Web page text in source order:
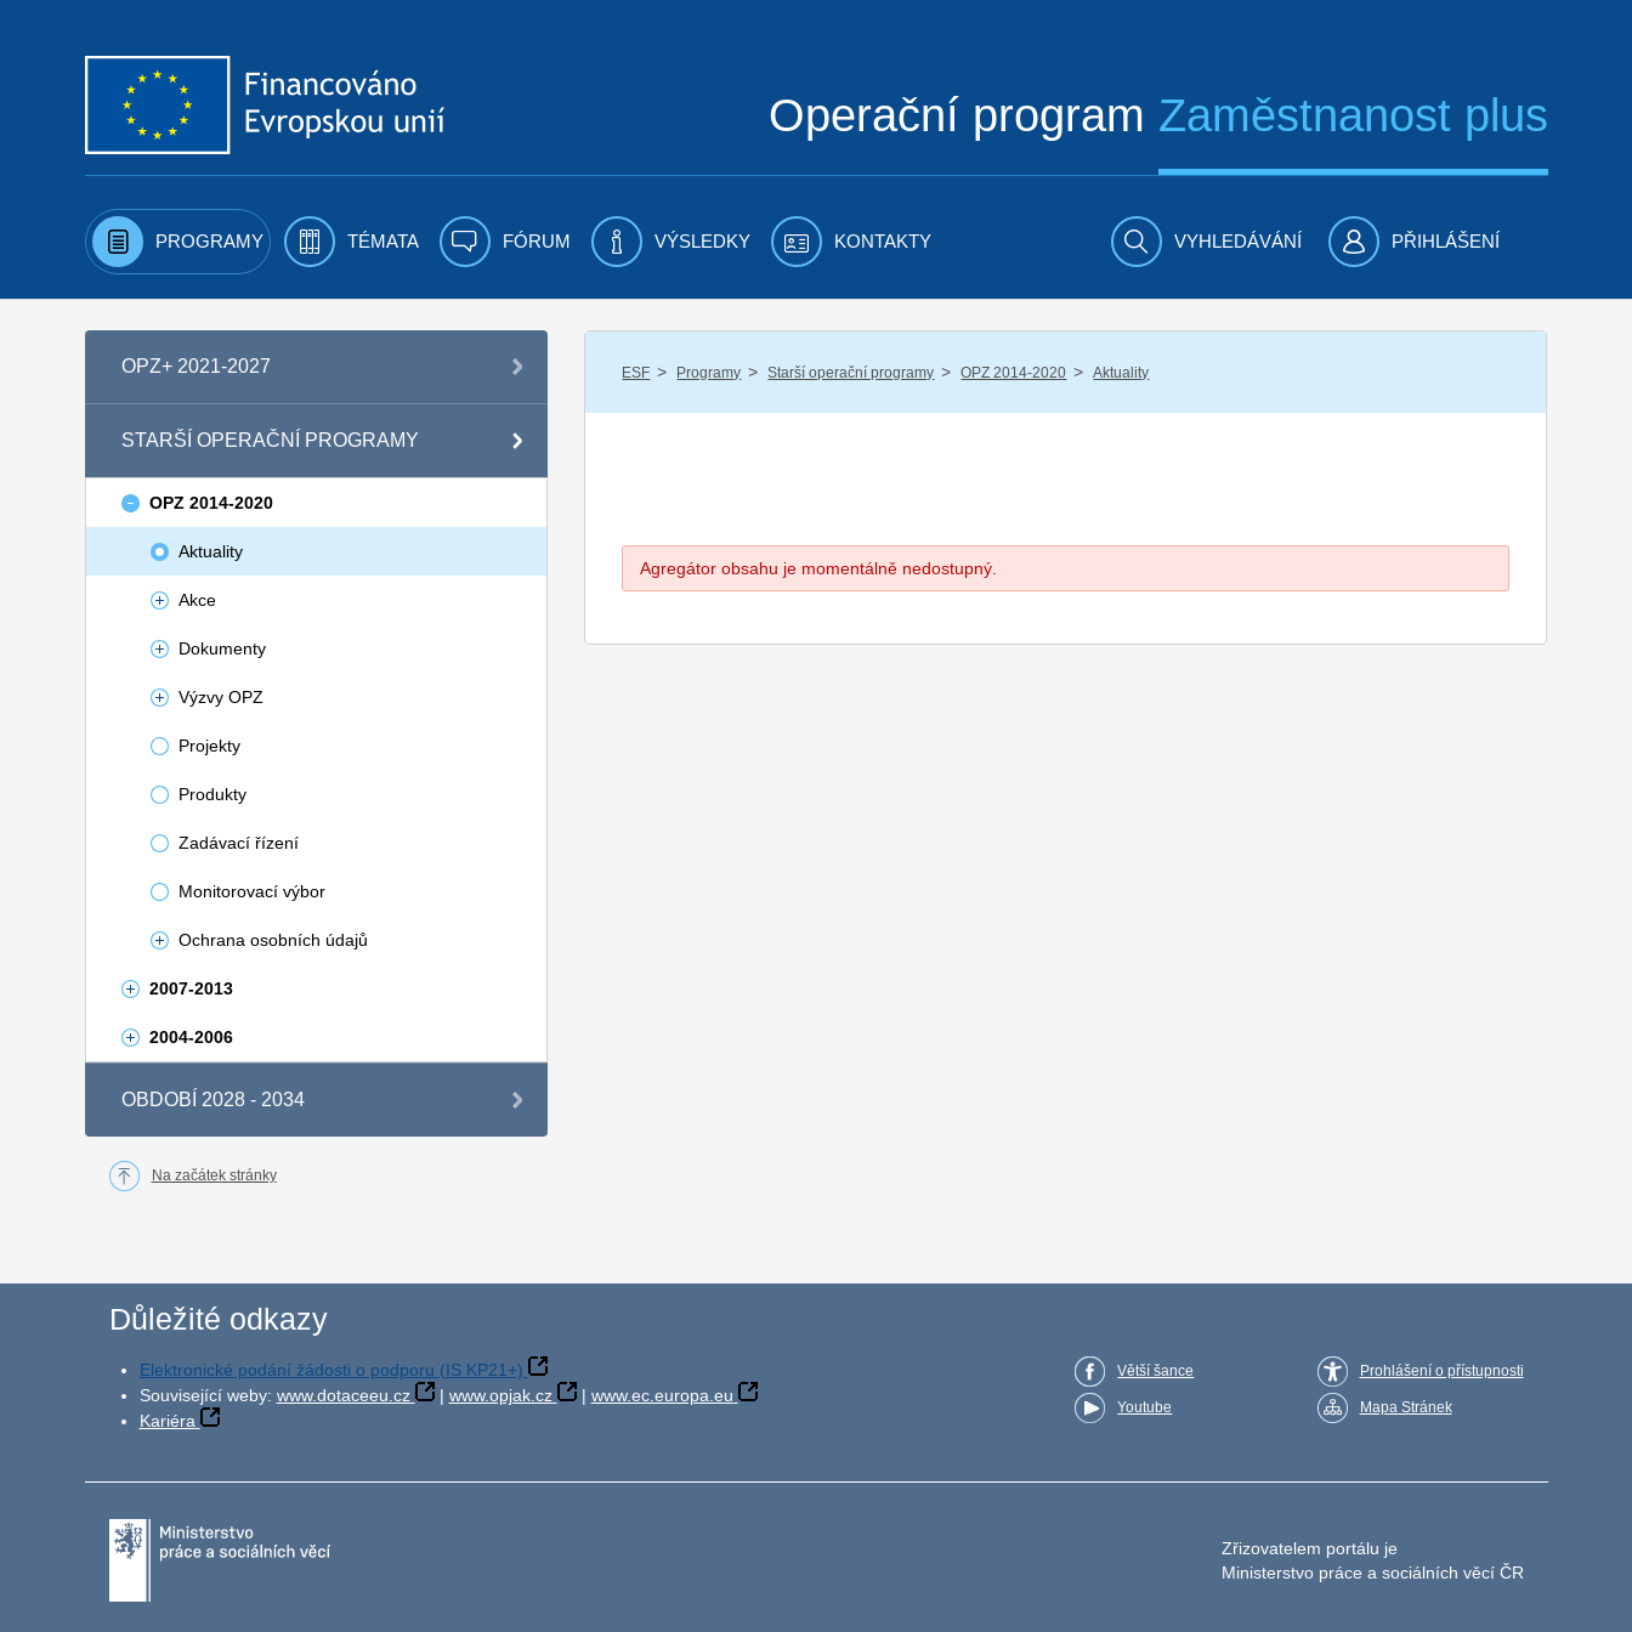
Operační program Zaměstnanost plus
PROGRAMY TÉMATA FÓRUM VÝSLEDKY KONTAKTY VYHLEDÁVÁNÍ PŘIHLÁŠENÍ
OPZ+ 2021-2027
STARŠÍ OPERAČNÍ PROGRAMY
OPZ 2014-2020
Aktuality
Akce
Dokumenty
Výzvy OPZ
Projekty
Produkty
Zadávací řízení
Monitorovací výbor
Ochrana osobních údajů
2007-2013
2004-2006
OBDOBÍ 2028 - 2034
ESF / Programy / Starší operační programy / OPZ 2014-2020 / Aktuality
Agregátor obsahu je momentálně nedostupný.
Na začátek stránky
Důležité odkazy
Elektronické podání žádosti o podporu (IS KP21+)
Související weby: www.dotaceeu.cz | www.opjak.cz | www.ec.europa.eu
Kariéra
Větší šance
Youtube
Prohlášení o přístupnosti
Mapa Stránek
Zřizovatelem portálu je
Ministerstvo práce a sociálních věcí ČR